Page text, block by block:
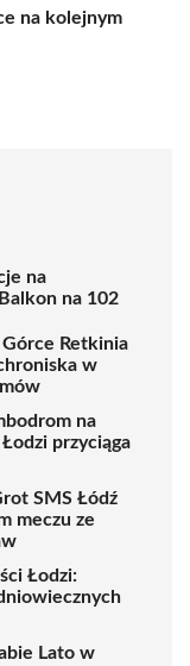
na kolejnym
na
na 102
Retkinia
w
na
przyciąga
SMS Łódź
meczu ze
Łodzi:
Lato w